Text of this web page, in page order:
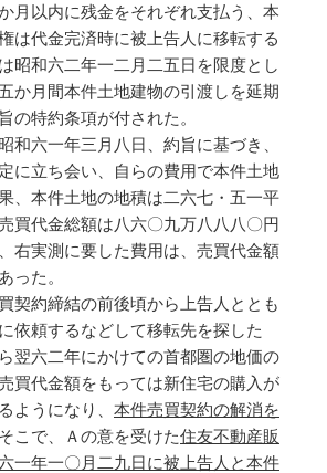
月以内に残金をそれぞれ支払う、本
は代金完済時に被上告人に移転する
昭和六二年一二月二五日を限度とし
か月間本件土地建物の引渡しを延期
の特約条項が付された。
和六一年三月八日、約旨に基づき、
に立ち会い、自らの費用で本件土地
、本件土地の地積は二六七・五一平
買代金総額は八六〇九万八八八〇円
右実測に要した費用は、売買代金額
った。
契約締結の前後頃から上告人ととも
依頼するなどして移転先を探した
翌六二年にかけての首都圏の地価の
買代金額をもっては新住宅の購入が
ようになり、 本件売買契約の解消を
そこで、Ａの意を受けた住友不動産販
一年一〇月二九日に被上告人と本件